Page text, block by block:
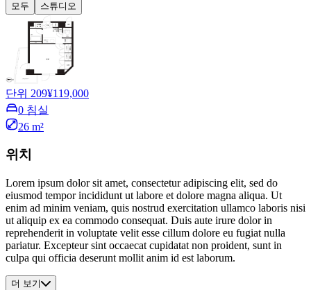
모두 스튜디오
단위 209¥119,000
0 침실
26 m²
위치
Lorem ipsum dolor sit amet, consectetur adipiscing elit, sed do
eiusmod tempor incididunt ut labore et dolore magna aliqua. Ut
enim ad minim veniam, quis nostrud exercitation ullamco laboris nisi
ut aliquip ex ea commodo consequat. Duis aute irure dolor in
reprehenderit in voluptate velit esse cillum dolore eu fugiat nulla
pariatur. Excepteur sint occaecat cupidatat non proident, sunt in
culpa qui officia deserunt mollit anim id est laborum.
더 보기